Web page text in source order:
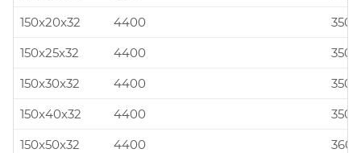
150x20x32
4400
150x25x32
4400
150x30x32
4400
150x40x32
4400
150x50x32
4400